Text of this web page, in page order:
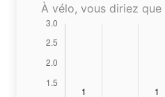
À vélo, vous diriez que